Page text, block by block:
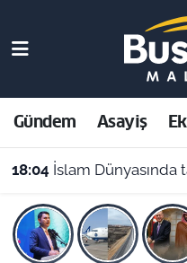
Gündem Asayiş
18:04 İslam Dünyasında tarihi adım: Türkiye,
Asayiş
Ekonomi
Dünya
Bölge
Malatya Nöbetçi
Malatya Hava
Malatya Namaz
Malatya Trafik
Süper Lig Puan